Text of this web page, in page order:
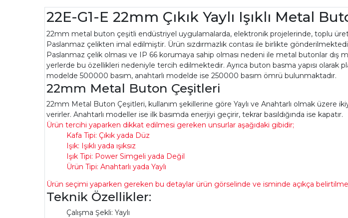
22E-G1-E 22mm Çıkık Yaylı Işıklı Metal
22mm metal buton çeşitli endüstriyel uygulamalarda, elektronik projelerinde, toplu
Paslanmaz çelikten imal edilmiştir. Ürün sızdırmazlık contası ile birlikte
Paslanmaz çelik olması ve IP 66 korumaya sahip olması nedeni ile metal butonlar
yerlerde bu özellikleri nedeniyle tercih edilmektedir. Ayrıca buton basma yapısı
modelde 500000 basım, anahtarlı modelde ise 250000 basım ömrü bulunmaktadır.
22mm Metal Buton Çeşitleri
22mm Metal Buton Çeşitleri, kullanım şekillerine göre Yaylı ve Anahtarlı olmak üzere
verirler. Anahtarlı modeller ise ilk basımda enerjiyi geçirir, tekrar basıldığında ise kapatır.
Ürün tercihi yaparken dikkat edilmesi gereken unsurlar aşağıdaki gibidir;
Kafa Tipi: Çıkık yada Düz
Işık: Işıklı yada ışıksız
Işık Tipi: Power Simgeli yada Değil
Ürün Tipi: Anahtarlı yada Yaylı
Ürün seçimi yaparken gereken bu detaylar ürün görselinde ve isminde açıkça
Teknik Özellikler:
Çalışma Şekli: Yaylı